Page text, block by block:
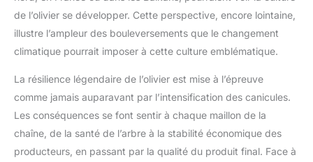
de l’olivier se développer. Cette perspective, encore lointaine,
illustre l’ampleur des bouleversements que le changement
climatique pourrait imposer à cette culture emblématique.
La résilience légendaire de l’olivier est mise à l’épreuve
comme jamais auparavant par l’intensification des canicules.
Les conséquences se font sentir à chaque maillon de la
chaîne, de la santé de l’arbre à la stabilité économique des
producteurs, en passant par la qualité du produit final. Face à